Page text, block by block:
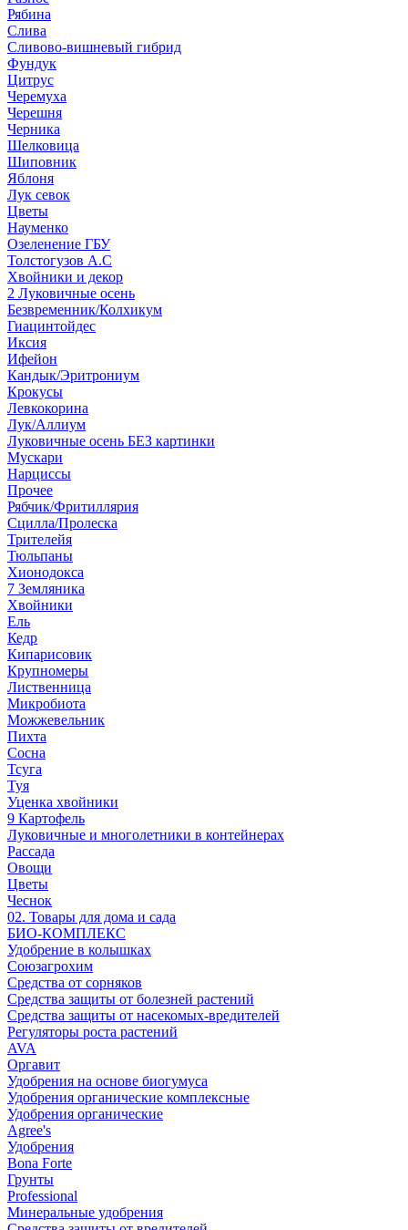
Рябина
Слива
Сливово-вишневый гибрид
Фундук
Цитрус
Черемуха
Черешня
Черника
Шелковица
Шиповник
Яблоня
Лук севок
Цветы
Науменко
Озеленение ГБУ
Толстогузов А.С
Хвойники и декор
2 Луковичные осень
Безвременник/Колхикум
Гиацинтойдес
Иксия
Ифейон
Кандык/Эритрониум
Крокусы
Левкокорина
Лук/Аллиум
Луковичные осень БЕЗ картинки
Мускари
Нарциссы
Прочее
Рябчик/Фритиллярия
Сцилла/Пролеска
Трителейя
Тюльпаны
Хионодокса
7 Земляника
Хвойники
Ель
Кедр
Кипарисовик
Крупномеры
Лиственница
Микробиота
Можжевельник
Пихта
Сосна
Тсуга
Туя
Уценка хвойники
9 Картофель
Луковичные и многолетники в контейнерах
Рассада
Овощи
Цветы
Чеснок
02. Товары для дома и сада
БИО-КОМПЛЕКС
Удобрение в колышках
Союзагрохим
Средства от сорняков
Средства защиты от болезней растений
Средства защиты от насекомых-вредителей
Регуляторы роста растений
AVA
Оргавит
Удобрения на основе биогумуса
Удобрения органические комплексные
Удобрения органические
Agree's
Удобрения
Bona Forte
Грунты
Professional
Минеральные удобрения